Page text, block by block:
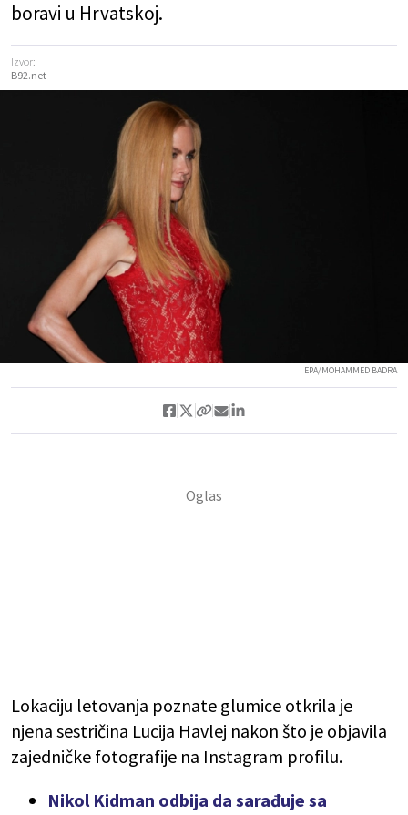
boravi u Hrvatskoj.
Izvor:
B92.net
EPA/MOHAMMED BADRA
Lokaciju letovanja poznate glumice otkrila je
njena sestričina Lucija Havlej nakon što je objavila
zajedničke fotografije na Instagram profilu.
Nikol Kidman odbija da sarađuje sa